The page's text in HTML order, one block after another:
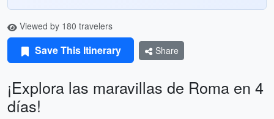
Viewed by 180 travelers
Save This Itinerary Share
¡Explora las maravillas de Roma en 4
días!